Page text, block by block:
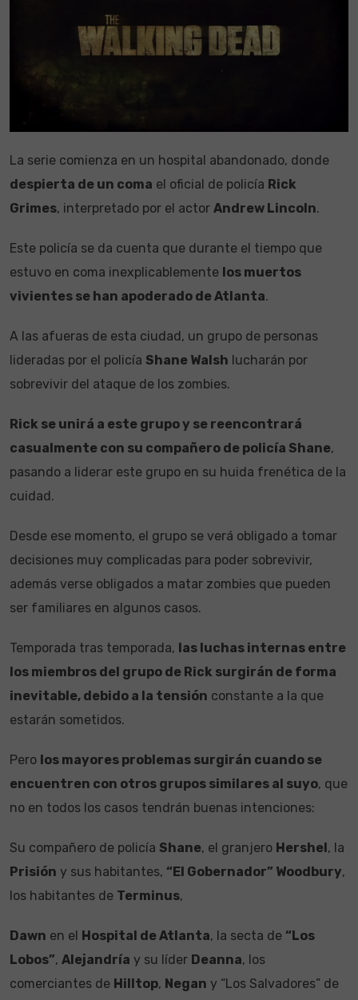
La serie comienza en un hospital abandonado, donde
despierta de un coma el oficial de policía Rick
Grimes, interpretado por el actor Andrew Lincoln.
Este policía se da cuenta que durante el tiempo que
estuvo en coma inexplicablemente los muertos
vivientes se han apoderado de Atlanta.
A las afueras de esta ciudad, un grupo de personas
lideradas por el policía Shane Walsh lucharán por
sobrevivir del ataque de los zombies.
Rick se unirá a este grupo y se reencontrará
casualmente con su compañero de policía Shane,
pasando a liderar este grupo en su huida frenética de la
cuidad.
Desde ese momento, el grupo se verá obligado a tomar
decisiones muy complicadas para poder sobrevivir,
además verse obligados a matar zombies que pueden
ser familiares en algunos casos.
Temporada tras temporada, las luchas internas entre
los miembros del grupo de Rick surgirán de forma
inevitable, debido a la tensión constante a la que
estarán sometidos.
Pero los mayores problemas surgirán cuando se
encuentren con otros grupos similares al suyo, que
no en todos los casos tendrán buenas intenciones:
Su compañero de policía Shane, el granjero Hershel, la
Prisión y sus habitantes, “El Gobernador” Woodbury,
los habitantes de Terminus,
Dawn en el Hospital de Atlanta, la secta de “Los
Lobos”, Alejandría y su líder Deanna, los
comerciantes de Hilltop, Negan y “Los Salvadores” de